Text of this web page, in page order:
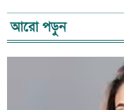
আরো পড়ুন